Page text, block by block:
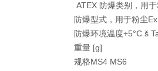
ATEX 防爆类别，用
防爆型式，用于粉尘
防爆环境温度+5°C š
重量 [g]
规格MS4 MS6